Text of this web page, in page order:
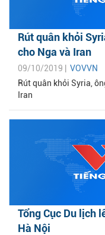
Rút quân khỏi
cho Nga và Iran
09/10/2019 | VOVVN
Rút quân khỏi Syria,
Iran
Tổng Cục Du lịch
Hà Nội